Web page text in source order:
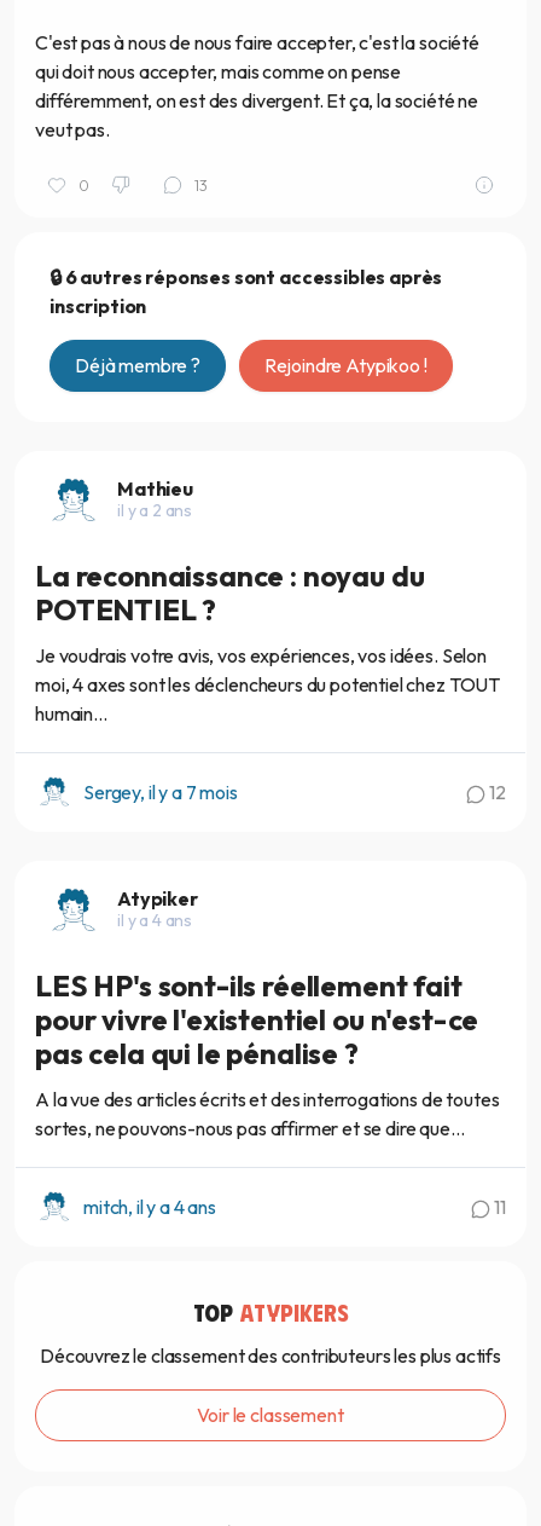
C'est pas à nous de nous faire accepter, c'est la société
qui doit nous accepter, mais comme on pense
différemment, on est des divergent. Et ça, la société ne
veut pas.
0 13
🔒 6 autres réponses sont accessibles après
inscription
Déjà membre ? Rejoindre Atypikoo !
Mathieu
il y a 2 ans
La reconnaissance : noyau du
POTENTIEL ?
Je voudrais votre avis, vos expériences, vos idées. Selon
moi, 4 axes sont les déclencheurs du potentiel chez TOUT
humain...
Sergey, il y a 7 mois 12
Atypiker
il y a 4 ans
LES HP's sont-ils réellement fait
pour vivre l'existentiel ou n'est-ce
pas cela qui le pénalise ?
A la vue des articles écrits et des interrogations de toutes
sortes, ne pouvons-nous pas affirmer et se dire que...
mitch, il y a 4 ans 11
TOP ATYPIKERS
Découvrez le classement des contributeurs les plus actifs
Voir le classement